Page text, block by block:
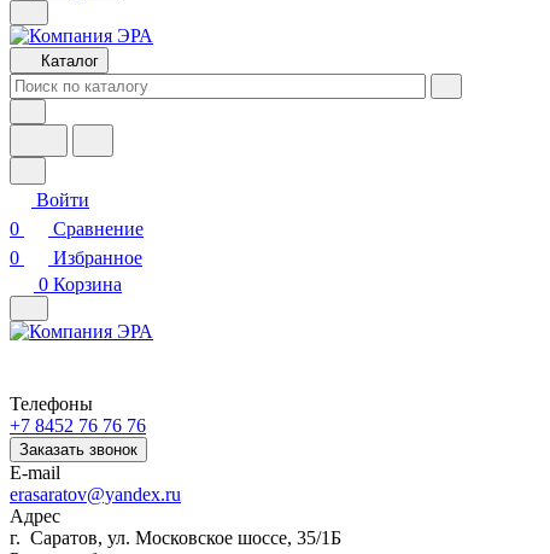
Каталог
Войти
0
Сравнение
0
Избранное
0 Корзина
Телефоны
+7 8452 76 76 76
Заказать звонок
E-mail
erasaratov@yandex.ru
Адрес
г. Саратов, ул. Московское шоссе, 35/1Б